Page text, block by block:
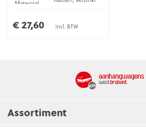
Materiaal
€ 27,60 incl. BTW
Assortiment